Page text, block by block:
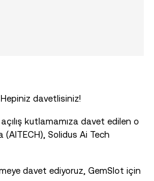
davetlisiniz!
açılış kutlamamıza davet edilen o
(AITECH), Solidus Ai Tech
davet ediyoruz, GemSlot için